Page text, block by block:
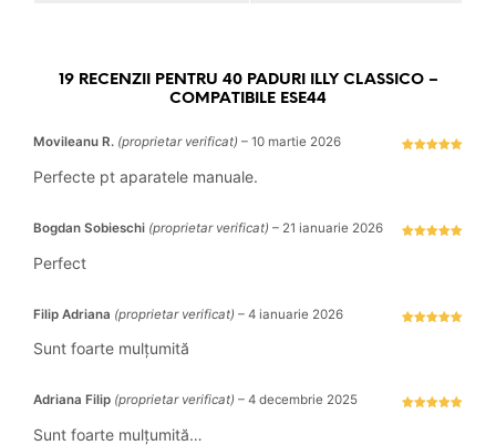
19 RECENZII PENTRU 40 PADURI ILLY CLASSICO –
COMPATIBILE ESE44
Movileanu R. (proprietar verificat) – 10 martie 2026
Perfecte pt aparatele manuale.
Bogdan Sobieschi (proprietar verificat) – 21 ianuarie 2026
Perfect
Filip Adriana (proprietar verificat) – 4 ianuarie 2026
Sunt foarte mulțumită
Adriana Filip (proprietar verificat) – 4 decembrie 2025
Sunt foarte mulțumită…